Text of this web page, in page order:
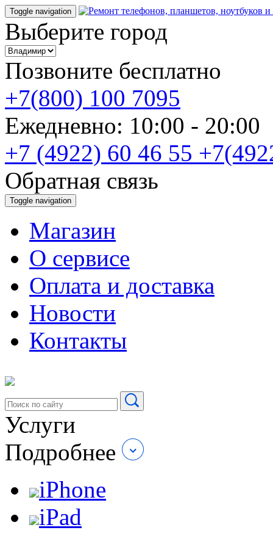
Toggle navigation
Выберите город
Позвоните бесплатно
+7(800) 100 7095
Ежедневно: 10:00 -
+7 (4922) 60 46 55
Обратная связь
Toggle navigation
Магазин
О cервисе
Оплата и доставка
Новости
Контакты
Услуги
Подробнее
iPhone
iPad